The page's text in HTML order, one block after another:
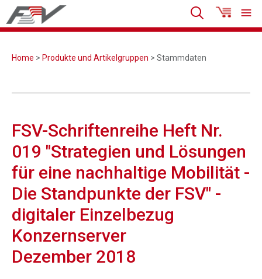
Home > Produkte und Artikelgruppen > Stammdaten
FSV-Schriftenreihe Heft Nr.
019 "Strategien und Lösungen
für eine nachhaltige Mobilität -
Die Standpunkte der FSV" -
digitaler Einzelbezug
Konzernserver
Dezember 2018